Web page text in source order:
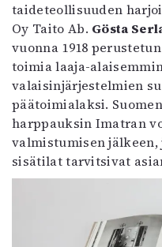
5/
Tilaus
taideteollisuuden
Oy Taito Ab. Gösta
vuonna 1918
toimia laaja-
valaisinjärjestelmien
päätoimialaksi.
harppauksin Imatran
valmistumisen
sisätilat tarvitsivat